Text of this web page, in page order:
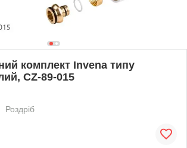
комплект Invena типу
CZ-89-015
Роздріб